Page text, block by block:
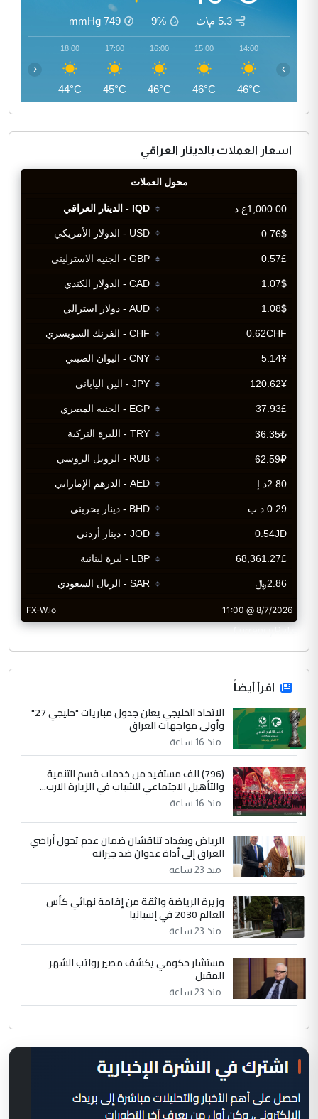
5.3 م\ث 9%
749
mmHg
14:00
46°C
15:00
46°C
16:00
46°C
17:00
45°C
18:00
44°C
‹ ›
اسعار العملات بالدينار العراقي
CurrencyRate
اقرأ أيضاً
الاتحاد الخليجي يعلن جدول مباريات "خليجي 27"
وأولى مواجهات العراق
منذ 16 ساعة
(796) الف مستفيد من خدمات قسم التنمية
والتأهيل الاجتماعي للشباب في الزيارة الارب...
منذ 16 ساعة
الرياض وبغداد تناقشان ضمان عدم تحول أراضي
العراق إلى أداة عدوان ضد جيرانه
منذ 23 ساعة
وزيرة الرياضة واثقة من إقامة نهائي كأس
العالم 2030 في إسبانيا
منذ 23 ساعة
مستشار حكومي يكشف مصير رواتب الشهر
المقبل
منذ 23 ساعة